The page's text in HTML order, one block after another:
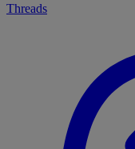
Threads